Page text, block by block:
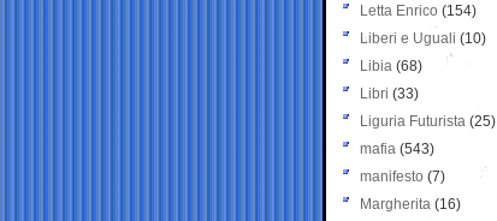
Letta Enrico (154)
Liberi e Uguali (10)
Libia (68)
Libri (33)
Liguria Futurista (25)
mafia (543)
manifesto (7)
Margherita (16)